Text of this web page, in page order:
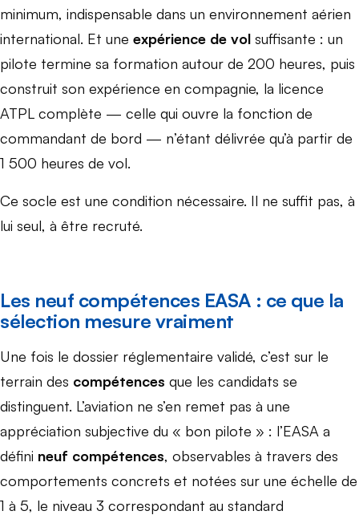
minimum, indispensable dans un environnement aérien
international. Et une expérience de vol suffisante : un
pilote termine sa formation autour de 200 heures, puis
construit son expérience en compagnie, la licence
ATPL complète — celle qui ouvre la fonction de
commandant de bord — n’étant délivrée qu’à partir de
1 500 heures de vol.
Ce socle est une condition nécessaire. Il ne suffit pas, à
lui seul, à être recruté.
Les neuf compétences EASA : ce que la
sélection mesure vraiment
Une fois le dossier réglementaire validé, c’est sur le
terrain des compétences que les candidats se
distinguent. L’aviation ne s’en remet pas à une
appréciation subjective du « bon pilote » : l’EASA a
défini neuf compétences, observables à travers des
comportements concrets et notées sur une échelle de
1 à 5, le niveau 3 correspondant au standard